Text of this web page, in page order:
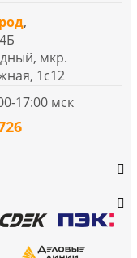
,
мкр.
1с12
17:00 мск